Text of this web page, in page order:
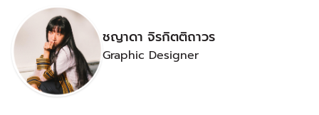
ชญาดา จิรกิตติถาวร
Graphic Designer